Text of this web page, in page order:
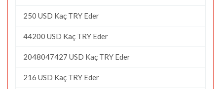
250 USD Kaç TRY Eder
44200 USD Kaç TRY Eder
2048047427 USD Kaç TRY Eder
216 USD Kaç TRY Eder